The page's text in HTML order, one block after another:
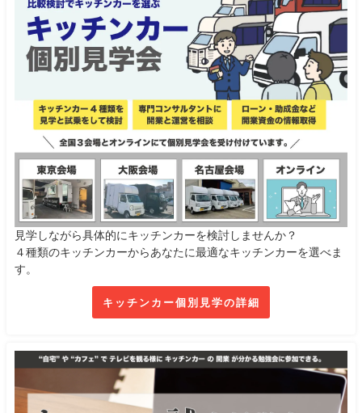
見学しながら具体的にキッチンカーを検討しませんか？
４種類のキッチンカーからあなたに最適なキッチンカーを選べま
す。
キッチンカー個別見学の詳細